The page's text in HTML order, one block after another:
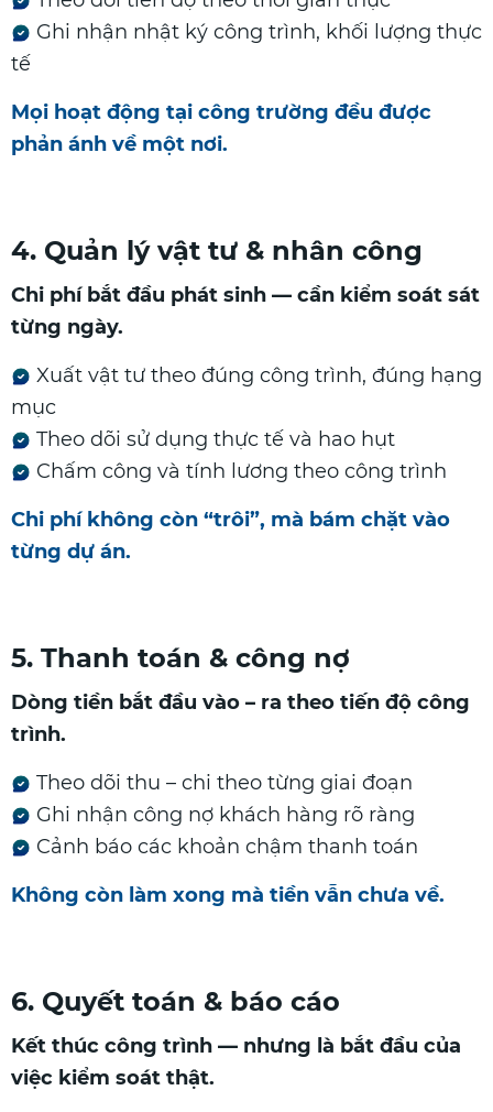
Ghi nhận nhật ký công trình, khối lượng thực
tế
Mọi hoạt động tại công trường đều được
phản ánh về một nơi.
4. Quản lý vật tư & nhân công
Chi phí bắt đầu phát sinh — cần kiểm soát sát
từng ngày.
Xuất vật tư theo đúng công trình, đúng hạng
mục
Theo dõi sử dụng thực tế và hao hụt
Chấm công và tính lương theo công trình
Chi phí không còn “trôi”, mà bám chặt vào
từng dự án.
5. Thanh toán & công nợ
Dòng tiền bắt đầu vào – ra theo tiến độ công
trình.
Theo dõi thu – chi theo từng giai đoạn
Ghi nhận công nợ khách hàng rõ ràng
Cảnh báo các khoản chậm thanh toán
Không còn làm xong mà tiền vẫn chưa về.
6. Quyết toán & báo cáo
Kết thúc công trình — nhưng là bắt đầu của
việc kiểm soát thật.